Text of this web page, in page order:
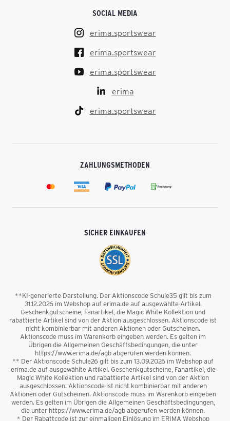
SOCIAL MEDIA
erima.sportswear
erima.sportswear
erima.sportswear
erima
erima.sportswear
ZAHLUNGSMETHODEN
SICHER EINKAUFEN
**KI-generierte Darstellung. Der Aktionscode Schule35 gilt bis zum
31.12.2026 im Webshop auf erima.de auf ausgewählte Artikel.
Geschenkgutscheine, Fanartikel, die Magic White Kollektion und
rabattierte Artikel sind von der Aktion ausgeschlossen. Aktionscode ist
nicht kombinierbar mit anderen Aktionen oder Gutscheinen.
Aktionscode muss im Warenkorb eingeben werden. Es gelten im
Übrigen die Allgemeinen Geschäftsbedingungen, die unter
https://www.erima.de/agb abgerufen werden können.
** Der Aktionscode Schule26 gilt bis zum 13.09.2026 im Webshop auf
erima.de auf ausgewählte Artikel. Geschenkgutscheine, Fanartikel, die
Magic White Kollektion und rabattierte Artikel sind von der Aktion
ausgeschlossen. Aktionscode ist nicht kombinierbar mit anderen
Aktionen oder Gutscheinen. Aktionscode muss im Warenkorb eingeben
werden. Es gelten im Übrigen die Allgemeinen Geschäftsbedingungen,
die unter https://www.erima.de/agb abgerufen werden können.
* Der Rabattcode ist zur einmaligen Einlösung im ERIMA Webshop